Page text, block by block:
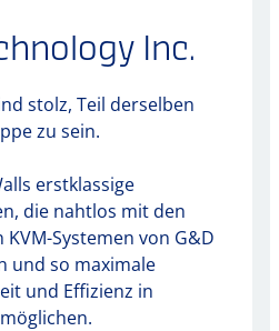
Inc.
stolz, Teil derselben
zu sein.
erstklassige
die nahtlos mit den
Systemen von G&D
und so maximale
und Effizienz in